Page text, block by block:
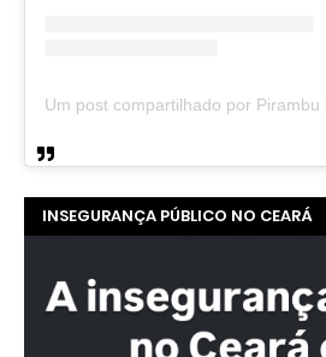
INSEGURANÇA PÚBLICO NO CEARÁ